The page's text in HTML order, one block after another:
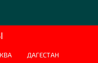
ДАГЕСТАН